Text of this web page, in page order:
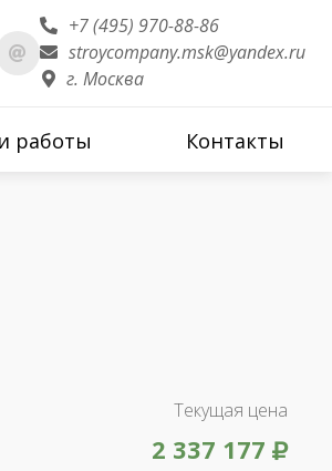
+7 (495) 970-88-86
stroycompany.msk@yandex.ru
г. Москва
работы Контакты
Текущая цена
2 337 177